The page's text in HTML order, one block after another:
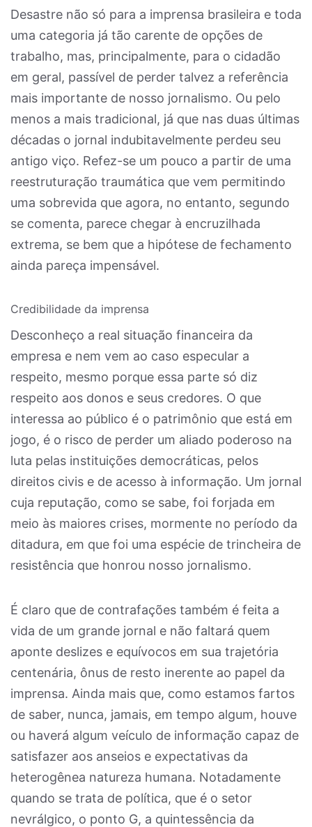
Desastre não só para a imprensa brasileira e toda
uma categoria já tão carente de opções de
trabalho, mas, principalmente, para o cidadão
em geral, passível de perder talvez a referência
mais importante de nosso jornalismo. Ou pelo
menos a mais tradicional, já que nas duas últimas
décadas o jornal indubitavelmente perdeu seu
antigo viço. Refez-se um pouco a partir de uma
reestruturação traumática que vem permitindo
uma sobrevida que agora, no entanto, segundo
se comenta, parece chegar à encruzilhada
extrema, se bem que a hipótese de fechamento
ainda pareça impensável.
Credibilidade da imprensa
Desconheço a real situação financeira da
empresa e nem vem ao caso especular a
respeito, mesmo porque essa parte só diz
respeito aos donos e seus credores. O que
interessa ao público é o patrimônio que está em
jogo, é o risco de perder um aliado poderoso na
luta pelas instituições democráticas, pelos
direitos civis e de acesso à informação. Um jornal
cuja reputação, como se sabe, foi forjada em
meio às maiores crises, mormente no período da
ditadura, em que foi uma espécie de trincheira de
resistência que honrou nosso jornalismo.
É claro que de contrafações também é feita a
vida de um grande jornal e não faltará quem
aponte deslizes e equívocos em sua trajetória
centenária, ônus de resto inerente ao papel da
imprensa. Ainda mais que, como estamos fartos
de saber, nunca, jamais, em tempo algum, houve
ou haverá algum veículo de informação capaz de
satisfazer aos anseios e expectativas da
heterogênea natureza humana. Notadamente
quando se trata de política, que é o setor
nevrálgico, o ponto G, a quintessência da